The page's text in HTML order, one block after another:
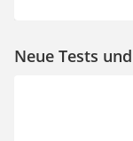
Neue Tests